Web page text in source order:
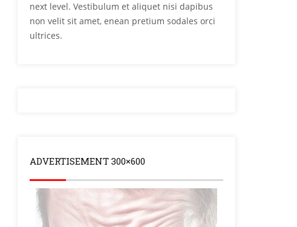
next level. Vestibulum et aliquet nisi dapibus
non velit sit amet, enean pretium sodales orci
ultrices.
ADVERTISEMENT 300×600